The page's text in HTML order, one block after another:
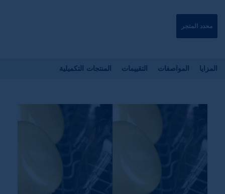
محدد المتجر
المزايا المواصفات التقييمات المنتجات التكميلية